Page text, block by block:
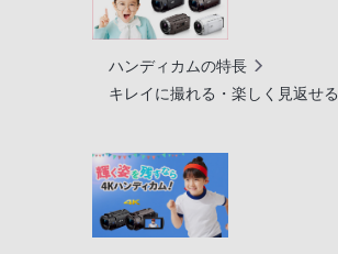
ハンディカムの特長
キレイに撮れる・楽しく見返せる